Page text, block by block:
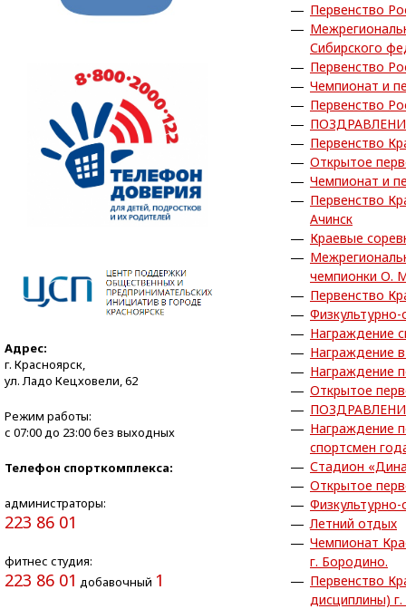
Адрес:
г. Красноярск,
ул. Ладо Кецховели, 62
Режим работы:
с 07:00 до 23:00 без выходных
Телефон спорткомплекса:
администраторы:
223 86 01
фитнес студия:
223 86 01 добавочный 1
Первенство
Сибирского
Первенство
Чемпионат и
Первенство
Первенство
Открытое
Чемпионат и
Первенство
Ачинск
Краевые
чемпионки О.
Первенство
Награждение
Награждение
Награждение
Открытое
Награждение
спортсмен
Стадион
Открытое
Летний отдых
Чемпионат
г. Бородино.
Первенство
дисциплины)